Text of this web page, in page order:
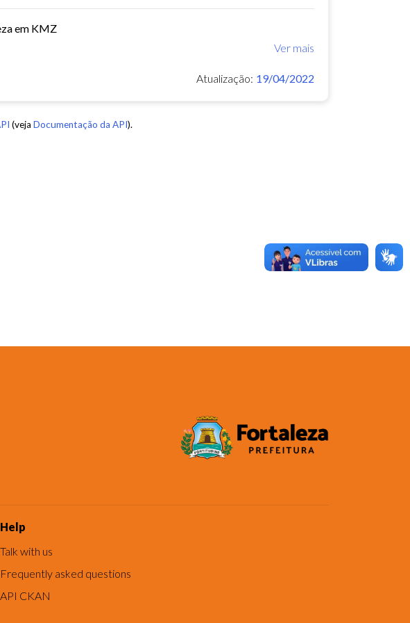
em KMZ
Ver mais
Atualização: 19/04/2022
(veja Documentação da API).
Help
Talk with us
Frequently asked questions
API CKAN